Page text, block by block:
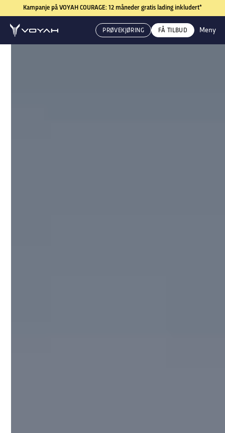
Kampanje på VOYAH COURAGE: 12 måneder gratis lading inkludert*
PRØVEKJØRING FÅ TILBUD Meny